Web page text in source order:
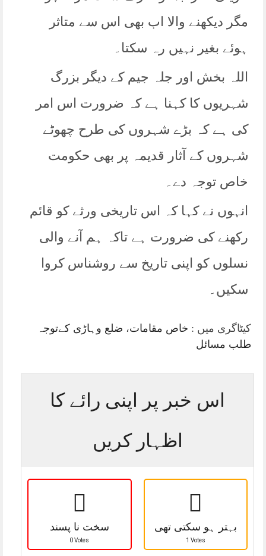
مگر دیکھنے والا اب بھی اس سے متاثر
ہوئے بغیر نہیں رہ سکتا۔
اللہ بخش اور جلہ جیم کے دیگر بزرگ
شہریوں کا کہنا ہے کہ ضرورت اس امر
کی ہے کہ بڑے شہروں کی طرح چھوٹے
شہروں کے آثار قدیمہ پر بھی حکومت
خاص توجہ دے۔
انہوں نے کہا کہ اس تاریخی ورثے کو قائم
رکھنے کی ضرورت ہے تاکہ ہم آنے والی
نسلوں کو اپنی تاریخ سے روشناس کروا
سکیں۔
کیٹاگری میں : خاص مقامات، ضلع وہاڑی کےتوجہ
طلب مسائل
اس خبر پر اپنی رائے کا
اظہار کریں
سخت نا پسند
0 Votes
بہتر ہو سکتی تھی
1 Votes